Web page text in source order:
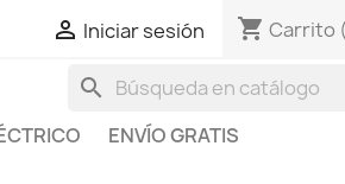
 Iniciar sesión shopping_cart Carrito
search
ENVÍO GRATIS